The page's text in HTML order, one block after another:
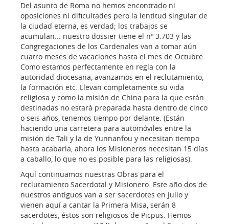
Del asunto de Roma no hemos encontrado ni
oposiciones ni dificultades pero la lentitud singular de
la ciudad eterna, es verdad; los trabajos se
acumulan... nuestro dossier tiene el nº 3.703 y las
Congregaciones de los Cardenales van a tomar aún
cuatro meses de vacaciones hasta el mes de Octubre.
Como estamos perfectamente en regla con la
autoridad diocesana, avanzamos en el reclutamiento,
la formación etc. Llevan completamente su vida
religiosa y como la misión de China para la que están
destinadas no estará preparada hasta dentro de cinco
o seis años, tenemos tiempo por delante. (Están
haciendo una carretera para automóviles entre la
misión de Tali y la de Yunnanfou y necesitan tiempo
hasta acabarla, ahora los Misioneros necesitan 15 días
a caballo, lo que no es posible para las religiosas).
Aquí continuamos nuestras Obras para el
reclutamiento Sacerdotal y Misionero. Este año dos de
nuestros antiguos van a ser sacerdotes en Julio y
vienen aquí a cantar la Primera Misa, serán 8
sacerdotes, éstos son religiosos de Picpus. Hemos